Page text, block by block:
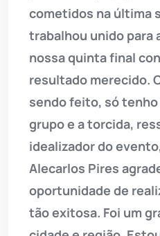
cometidos na última
trabalhou unido para
nossa quinta final
resultado merecido.
sendo feito, só tenho
grupo e a torcida,
idealizador do
Alecarlos Pires
oportunidade de
tão exitosa. Foi um